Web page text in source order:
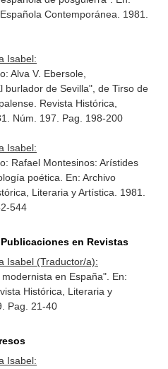
Contemporánea . 1981.
Isabel:
Alva V. Ebersole,
burlador de Sevilla", de Tirso de
Revista Histórica,
Núm. 197. Pag. 198-200
Isabel:
Rafael Montesinos: Arístides
poética. En: Archivo
Literaria y Artística . 1981.
544
en Revistas
Isabel (Traductor/a):
en España". En:
Histórica, Literaria y
Pag. 21-40
Isabel: